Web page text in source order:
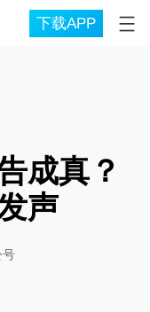
下载APP
成真？
声
号